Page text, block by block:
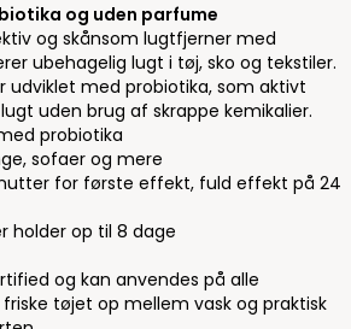
og uden parfume
og skånsom lugtfjerner med
ubehagelig lugt i tøj, sko og tekstiler.
udviklet med probiotika, som aktivt
uden brug af skrappe kemikalier.
probiotika
sofaer og mere
for første effekt, fuld effekt på 24
holder op til 8 dage
og kan anvendes på alle
tøjet op mellem vask og praktisk